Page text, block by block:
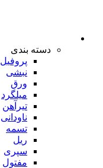
دسته بندی
پروفیل
نبشی
ورق
میلگرد
تیرآهن
ناودانی
تسمه
ریل
سپری
مفتول